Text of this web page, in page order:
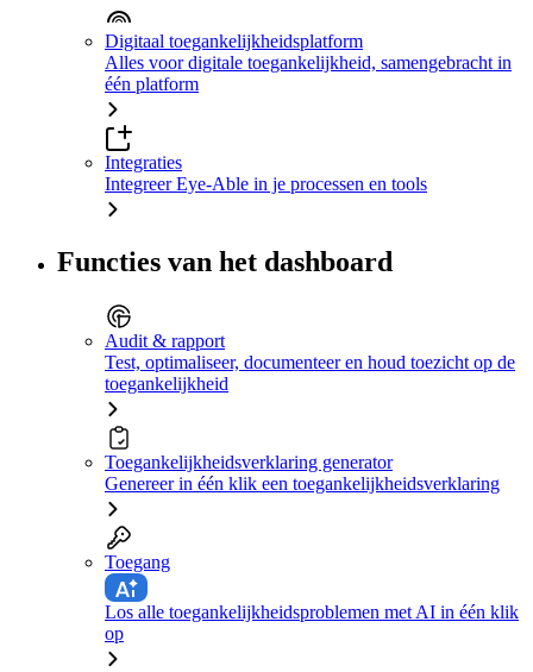
Digitaal toegankelijkheidsplatform
Alles voor digitale toegankelijkheid, samengebracht in
één platform
Integraties
Integreer Eye-Able in je processen en tools
Functies van het dashboard
Audit & rapport
Test, optimaliseer, documenteer en houd toezicht op de
toegankelijkheid
Toegankelijkheidsverklaring generator
Genereer in één klik een toegankelijkheidsverklaring
Toegang
Los alle toegankelijkheidsproblemen met AI in één klik
op